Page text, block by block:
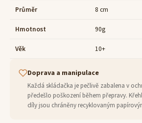
Průměr 8 cm
Hmotnost 90g
Věk 10+
Doprava a manipulace
Každá skládačka je pečlivě zabalena v
předešlo poškození během přepravy.
díly jsou chráněny recyklovaným